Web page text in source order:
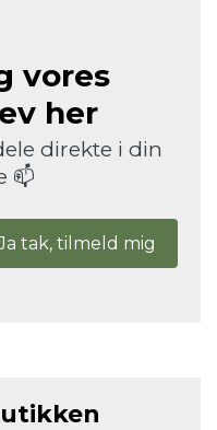
vores
her
direkte i din
📫
tak, tilmeld mig